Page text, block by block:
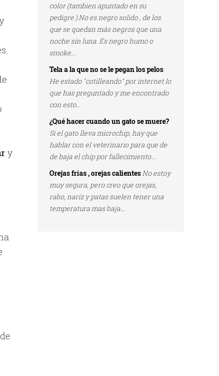
y
color (tambien apuntado en su
pedigre ).No es negro solido , de los
que se quedan más negros que una
noche sin luna. Es negro humo o
smoke...
Tela a la que no se le pegan los pelos
He estado "cotilleando" por internet lo
que has preguntado y me encontrado
con esto...
¿Qué hacer cuando un gato se muere?
Si el gato lleva microchip, hay que
hablar con el veterinario para que de
de baja el chip por fallecimiento...
Orejas frías , orejas calientesNo estoy
muy segura, pero creo que orejas,
rabo, nariz y patas suelen tener una
temperatura mas baja...